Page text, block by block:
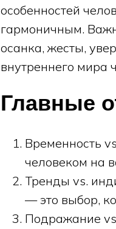
особенностей
гармоничным.
осанка, жесты,
внутреннего мира
Главные
Временность
человеком на
Тренды vs.
— это выбор,
Подражание